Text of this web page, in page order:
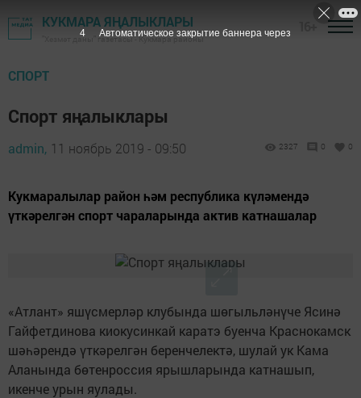
КУКМАРА ЯҢАЛЫКЛАРЫ
"Хезмәт даны" газетасы - Кукмара районы
СПОРТ
Спорт яңалыклары
admin, 11 ноябрь 2019 - 09:50 2327 0 0
Кукмаралылар район һәм республика күләмендә
үткәрелгән спорт чараларында актив катнашалар
«Атлант» яшүсмерләр клубында шөгыльләнүче Ясинә
Гайфетдинова киокусинкай каратэ буенча Краснокамск
шәһәрендә үткәрелгән беренчелектә, шулай ук Кама
Аланында бөтенроссия ярышларында катнашып,
икенче урын яулады.
3 Автоматическое закрытие баннера через